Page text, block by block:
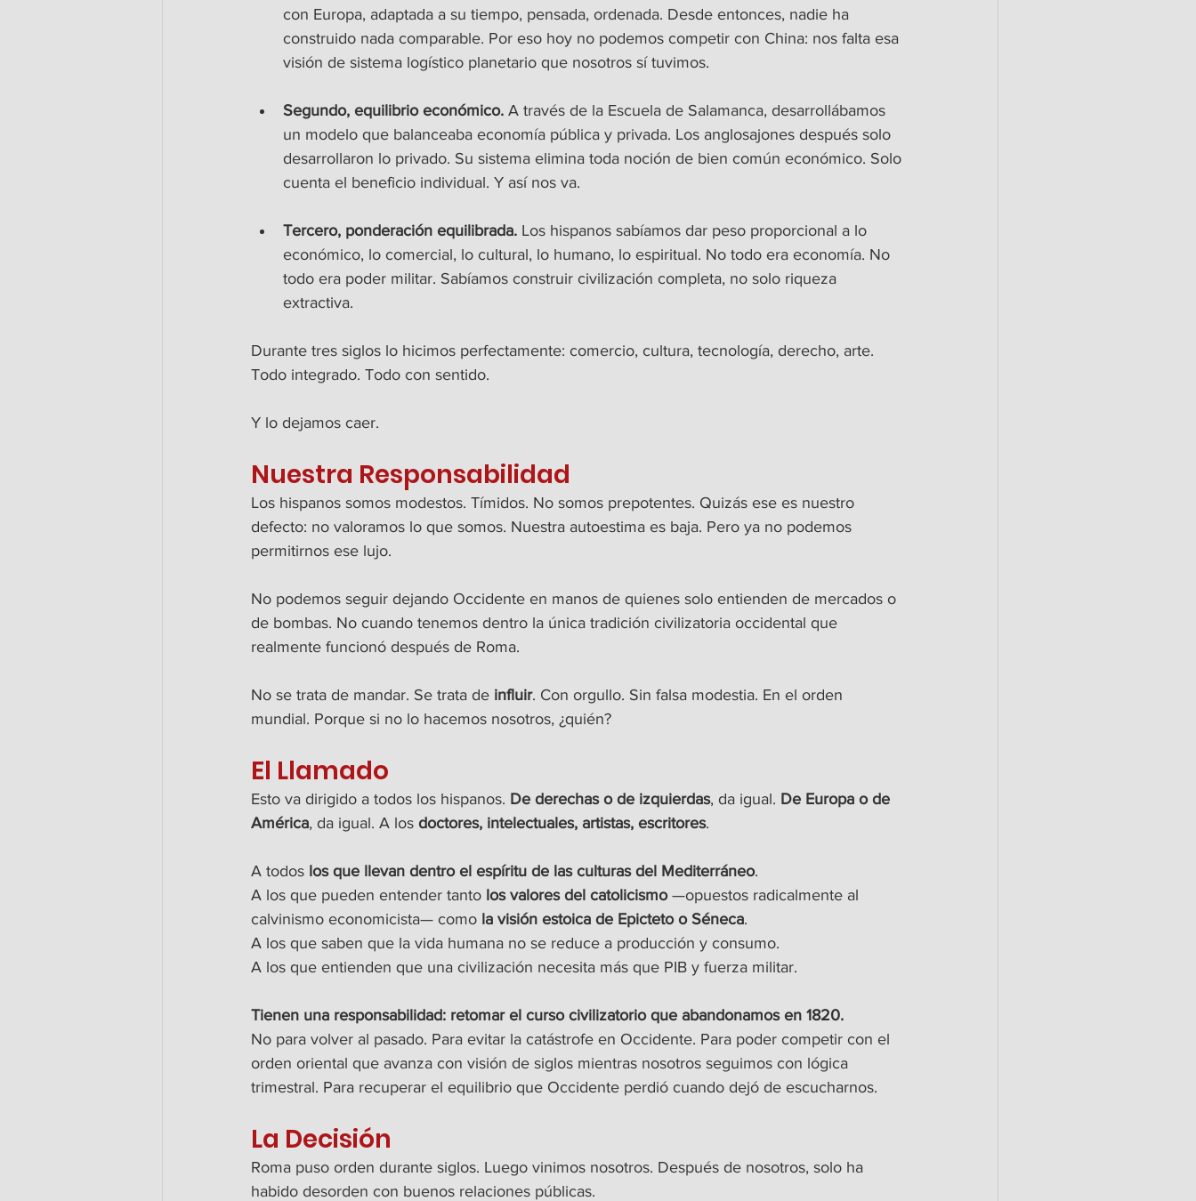
con Europa, adaptada a su tiempo, pensada, ordenada. Desde entonces, nadie ha
construido nada comparable. Por eso hoy no podemos competir con China: nos falta esa
visión de sistema logístico planetario que nosotros sí tuvimos.
Segundo, equilibrio económico. A través de la Escuela de Salamanca, desarrollábamos
un modelo que balanceaba economía pública y privada. Los anglosajones después solo
desarrollaron lo privado. Su sistema elimina toda noción de bien común económico. Solo
cuenta el beneficio individual. Y así nos va.
Tercero, ponderación equilibrada. Los hispanos sabíamos dar peso proporcional a lo
económico, lo comercial, lo cultural, lo humano, lo espiritual. No todo era economía. No
todo era poder militar. Sabíamos construir civilización completa, no solo riqueza
extractiva.
Durante tres siglos lo hicimos perfectamente: comercio, cultura, tecnología, derecho, arte.
Todo integrado. Todo con sentido.
Y lo dejamos caer.
Nuestra Responsabilidad
Los hispanos somos modestos. Tímidos. No somos prepotentes. Quizás ese es nuestro
defecto: no valoramos lo que somos. Nuestra autoestima es baja. Pero ya no podemos
permitirnos ese lujo.
No podemos seguir dejando Occidente en manos de quienes solo entienden de mercados o
de bombas. No cuando tenemos dentro la única tradición civilizatoria occidental que
realmente funcionó después de Roma.
No se trata de mandar. Se trata de influir. Con orgullo. Sin falsa modestia. En el orden
mundial. Porque si no lo hacemos nosotros, ¿quién?
El Llamado
Esto va dirigido a todos los hispanos. De derechas o de izquierdas, da igual. De Europa o de
América, da igual. A los doctores, intelectuales, artistas, escritores.
A todos los que llevan dentro el espíritu de las culturas del Mediterráneo.
A los que pueden entender tanto los valores del catolicismo —opuestos radicalmente al
calvinismo economicista— como la visión estoica de Epicteto o Séneca.
A los que saben que la vida humana no se reduce a producción y consumo.
A los que entienden que una civilización necesita más que PIB y fuerza militar.
Tienen una responsabilidad: retomar el curso civilizatorio que abandonamos en 1820.
No para volver al pasado. Para evitar la catástrofe en Occidente. Para poder competir con el
orden oriental que avanza con visión de siglos mientras nosotros seguimos con lógica
trimestral. Para recuperar el equilibrio que Occidente perdió cuando dejó de escucharnos.
La Decisión
Roma puso orden durante siglos. Luego vinimos nosotros. Después de nosotros, solo ha
habido desorden con buenos relaciones públicas.